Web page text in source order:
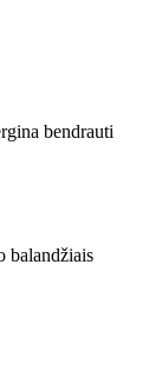
bendrauti
balandžiais